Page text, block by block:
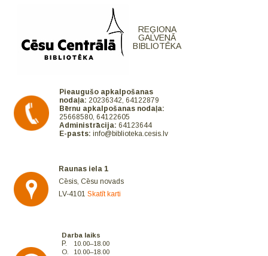
REĢIONA
GALVENĀ
BIBLIOTĒKA
Pieaugušo apkalpošanas
nodaļa: 20236342, 64122879
Bērnu apkalpošanas nodaļa:
25668580, 64122605
Administrācija: 64123644
E-pasts: info@biblioteka.cesis.lv
Raunas iela 1
Cēsis, Cēsu novads
LV-4101Skatīt karti
Darba laiks
P.
10.00–18.00
O.
10.00–18.00